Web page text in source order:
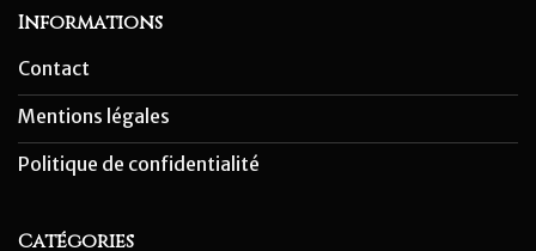
Informations
Contact
Mentions légales
Politique de confidentialité
Catégories